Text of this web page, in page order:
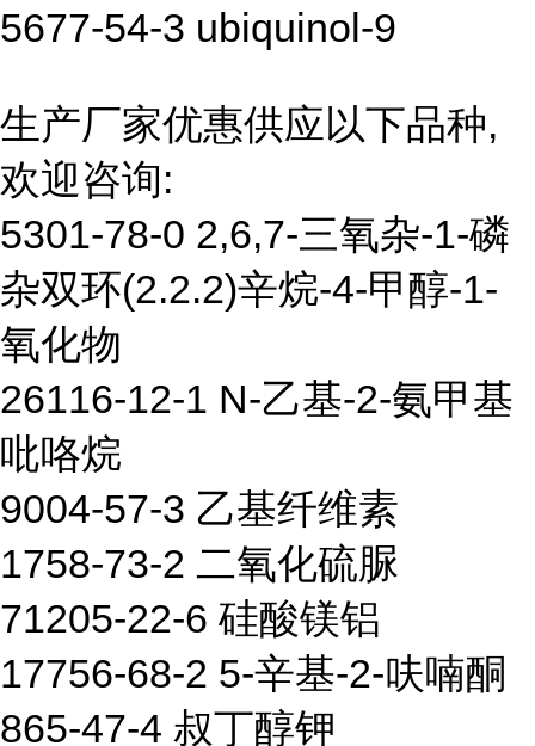
5677-54-3 ubiquinol-9
生产厂家优惠供应以下品种,
欢迎咨询:
5301-78-0 2,6,7-三氧杂-1-磷
杂双环(2.2.2)辛烷-4-甲醇-1-
氧化物
26116-12-1 N-乙基-2-氨甲基
吡咯烷
9004-57-3 乙基纤维素
1758-73-2 二氧化硫脲
71205-22-6 硅酸镁铝
17756-68-2 5-辛基-2-呋喃酮
865-47-4 叔丁醇钾